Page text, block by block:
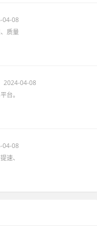
04-08
质量
2024-04-08
台。
04-08
速、